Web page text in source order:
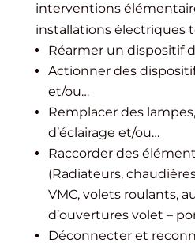
interventions
installations électriques
Réarmer un dispositif
Actionner des
et/ou…
Remplacer des
d’éclairage et/ou…
Raccorder des
(Radiateurs,
VMC, volets roulants,
d’ouvertures volet –
Déconnecter et